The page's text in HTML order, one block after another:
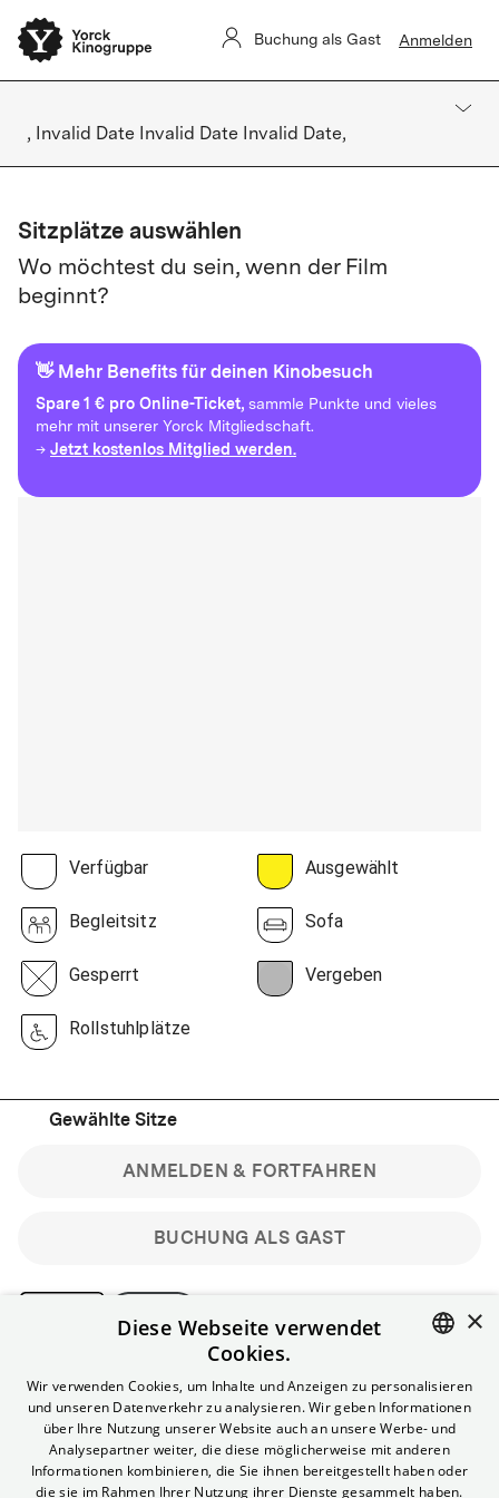
Buchung als Gast Anmelden
, Invalid Date Invalid Date Invalid Date,
Sitzplätze auswählen
Wo möchtest du sein, wenn der Film
beginnt?
👋 Mehr Benefits für deinen Kinobesuch
Spare1 € pro Online-Ticket, sammle Punkte und vieles
mehr mit unserer Yorck Mitgliedschaft.
→ Jetzt kostenlos Mitglied werden.
Verfügbar Ausgewählt
Begleitsitz Sofa
Gesperrt Vergeben
Rollstuhlplätze
Gewählte Sitze
BUCHUNG ALS GAST
ANMELDEN & FORTFAHREN
Bitte beachte: Gastbuchungen sind nicht stornierbar.
Registriere dich kostenlos für bis zu 90 min vor Filmbeginn
stornierbare Tickets für reguläre Vorstellungen.
Unlimited-Mitglied? Melde dich an, um deine Benefits
nutzen zu können.
ENGLISH
×
Diese Webseite verwendet
Cookies.
Wir verwenden Cookies, um Inhalte und Anzeigen zu personalisieren
und unseren Datenverkehr zu analysieren. Wir geben Informationen
über Ihre Nutzung unserer Website auch an unsere Werbe- und
Analysepartner weiter, die diese möglicherweise mit anderen
Informationen kombinieren, die Sie ihnen bereitgestellt haben oder
die sie im Rahmen Ihrer Nutzung ihrer Dienste gesammelt haben.